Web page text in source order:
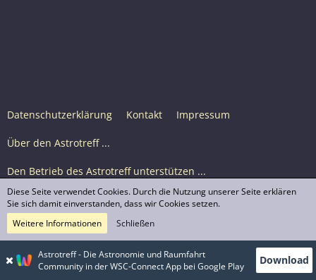
Datenschutzerklärung Kontakt Impressum
Über den Astrotreff ...
Den Betrieb des Astrotreff unterstützen ...
Nutzungsbedingungen
© Astrotreff 2001-2026, lizenziert unter CC BY-SA,
sofern für einzelne Inhalte nicht anders angegeben
Astrotreff - Die Astronomie und Raumfahrt
Community in der WSC-Connect App bei Google Play
Download
Diese Seite verwendet Cookies. Durch die Nutzung unserer Seite erklären
Sie sich damit einverstanden, dass wir Cookies setzen.
Weitere Informationen
Schließen